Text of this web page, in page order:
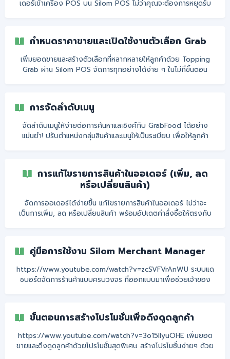
เดอร์เข้าเครื่อง POS บน Silom POS ไม่ว่าคุณจะต้องการหยุดรับ
กำหนดราคาขายและเปิดใช้งานตัวเลือก Grab
เพิ่มยอดขายและสร้างตัวเลือกที่หลากหลายให้ลูกค้าด้วย Topping
Grab ผ่าน Silom POS จัดการทุกอย่างได้ง่าย ๆ ในไม่กี่ขั้นตอน
การจัดลำดับเมนู
จัดลำดับเมนูให้ง่ายต่อการค้นหาและซิงค์กับ GrabFood ได้อย่าง
แม่นยำ! ปรับตำแหน่งกลุ่มสินค้าและเมนูให้เป็นระเบียบ เพื่อให้ลูกค้า
การแก้ไขรายการสินค้าในออเดอร์ (เพิ่ม, ลด
หรือเปลี่ยนสินค้า)
จัดการออเดอร์ได้ง่ายขึ้น แก้ไขรายการสินค้าในออเดอร์ ไม่ว่าจะ
เป็นการเพิ่ม, ลด หรือเปลี่ยนสินค้า พร้อมอัปเดตคำสั่งซื้อให้ตรงกับ
คู่มือการใช้งาน Silom Merchant Manager
https://www.youtube.com/watch?v=zcSVFVrAnWU ระบบแด
ชบอร์ดจัดการร้านค้าแบบครบวงจร ที่ออกแบบมาเพื่อช่วยเจ้าของ
Android : https://bit.ly/41p5uKf Log in ด้วย E-mail เเละ
Passw
ขั้นตอนการสร้างโปรโมชั่นเพื่อดึงดูดลูกค้า
https://www.youtube.com/watch?v=3o15IlyuOHE เพิ่มยอด
ขายและดึงดูดลูกค้าด้วยโปรโมชั่นสุดพิเศษ สร้างโปรโมชั่นง่ายๆ ด้วย